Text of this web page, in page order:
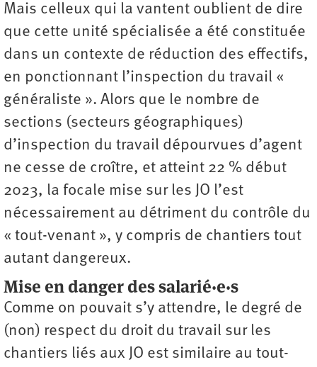
Mais celleux qui la vantent oublient de dire
que cette unité spécialisée a été constituée
dans un contexte de réduction des effectifs,
en ponctionnant l’inspection du travail «
généraliste ». Alors que le nombre de
sections (secteurs géographiques)
d’inspection du travail dépourvues d’agent
ne cesse de croître, et atteint 22 % début
2023, la focale mise sur les JO l’est
nécessairement au détriment du contrôle du
« tout-venant », y compris de chantiers tout
autant dangereux.
Mise en danger des salarié·e·s
Comme on pouvait s’y attendre, le degré de
(non) respect du droit du travail sur les
chantiers liés aux JO est similaire au tout-